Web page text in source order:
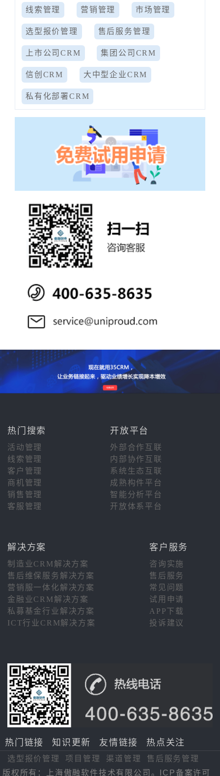
线索管理 营销管理 市场管理
选型报价管理 售后服务管理
上市公司CRM 集团公司CRM
信创CRM 大中型企业CRM
私有化部署CRM
热门搜索 开放平台
活动管理
外部合作互联
线索管理
内部协作互联
客户管理
系统生态互联
商机管理
成熟构件平台
销售管理
智能分析平台
客服管理
开放体系平台
解决方案 客户服务
制造业CRM解决方案
咨询实施
售后维保服务解决方案
售后服务
营销服一体化解决方案
常见问题
金融业CRM解决方案
试用申请
私募基金行业解决方案
APP下载
ICT行业CRM解决方案
投诉建议
热门链接 知识更新 友情链接 热点关注
选型报价管理 项目管理 渠道管理
售后服务管理
版权所有：上海傲融软件技术有限公司。ICP备案许可